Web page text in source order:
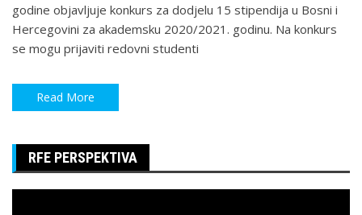
godine objavljuje konkurs za dodjelu 15 stipendija u Bosni i
Hercegovini za akademsku 2020/2021. godinu. Na konkurs
se mogu prijaviti redovni studenti
Read More
RFE PERSPEKTIVA